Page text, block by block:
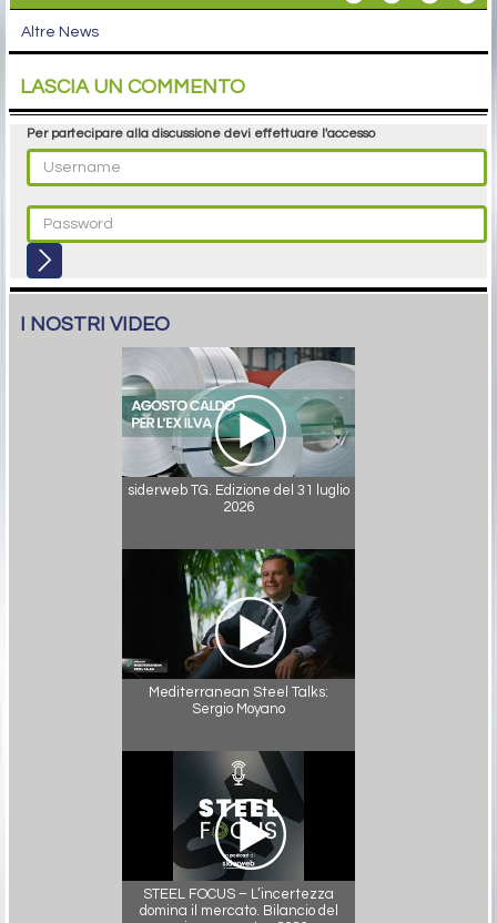
Altre News
LASCIA UN COMMENTO
Per partecipare alla discussione devi effettuare l'accesso
I NOSTRI VIDEO
siderweb TG. Edizione del 31 luglio
2026
Mediterranean Steel Talks:
Sergio Moyano
STEEL FOCUS – L’incertezza
domina il mercato. Bilancio del